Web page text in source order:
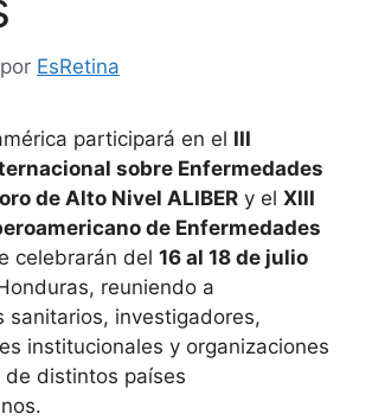
por EsRetina
participará en el III
sobre Enfermedades
de Alto Nivel ALIBER y el XIII
de Enfermedades
celebrarán del 16 al 18 de julio
reuniendo a
sanitarios, investigadores,
institucionales y organizaciones
distintos países